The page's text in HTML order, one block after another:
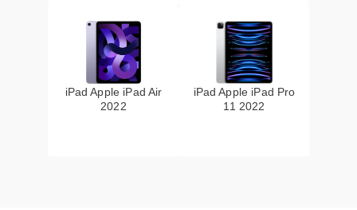
iPad Apple iPad Air
2022
iPad Apple iPad Pro
11 2022